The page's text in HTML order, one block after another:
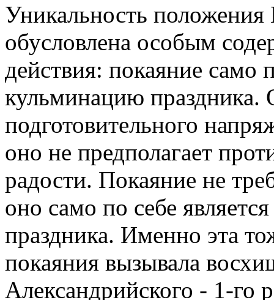
Уникальность
обусловлена особым
действия: покаяние само
кульминацию праздника.
подготовительного
оно не предполагает
радости. Покаяние не
оно само по себе
праздника. Именно эта
покаяния вызывала
Александрийского - 1-го